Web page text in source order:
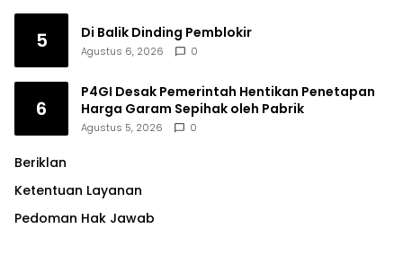
5 Di Balik Dinding Pemblokir
Agustus 6, 2026 0
6
P4GI Desak Pemerintah Hentikan Penetapan
Harga Garam Sepihak oleh Pabrik
Agustus 5, 2026 0
Beriklan
Ketentuan Layanan
Pedoman Hak Jawab